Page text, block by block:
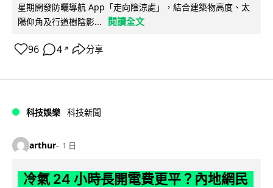
星期開發防曬導航 App「走向陰涼處」，結合建築物高度、太
陽仰角及行道樹陰影...
閱讀全文
96 4 ↗ 分享
科技娛樂 科技新聞
arthur 1 日
冷氣 24 小時長開電費更平？內地網民